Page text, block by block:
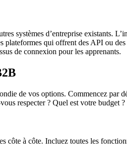
systèmes d’entreprise existants.
qui offrent des API ou
de connexion pour les apprenants.
de vos options. Commencez
respecter ? Quel est votre budget ?
à côte. Incluez toutes les